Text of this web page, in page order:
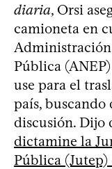
diaria, Orsi
camioneta en
Pública
use para el
país, buscando
discusión. Dijo
dictamine la
Pública